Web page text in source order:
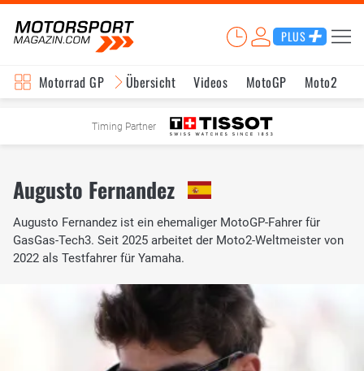
PLUS
Motorrad GP Übersicht Videos MotoGP Moto2
Timing Partner
Augusto Fernandez
Augusto Fernandez ist ein ehemaliger MotoGP-Fahrer für
GasGas-Tech3. Seit 2025 arbeitet der Moto2-Weltmeister von
2022 als Testfahrer für Yamaha.